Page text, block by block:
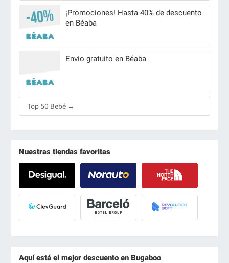
¡Promociones! Hasta 40% de descuento
en Béaba
Envio gratuito en Béaba
Top 50 Bebé →
Nuestras tiendas favoritas
Aquí está el mejor descuento en Bugaboo